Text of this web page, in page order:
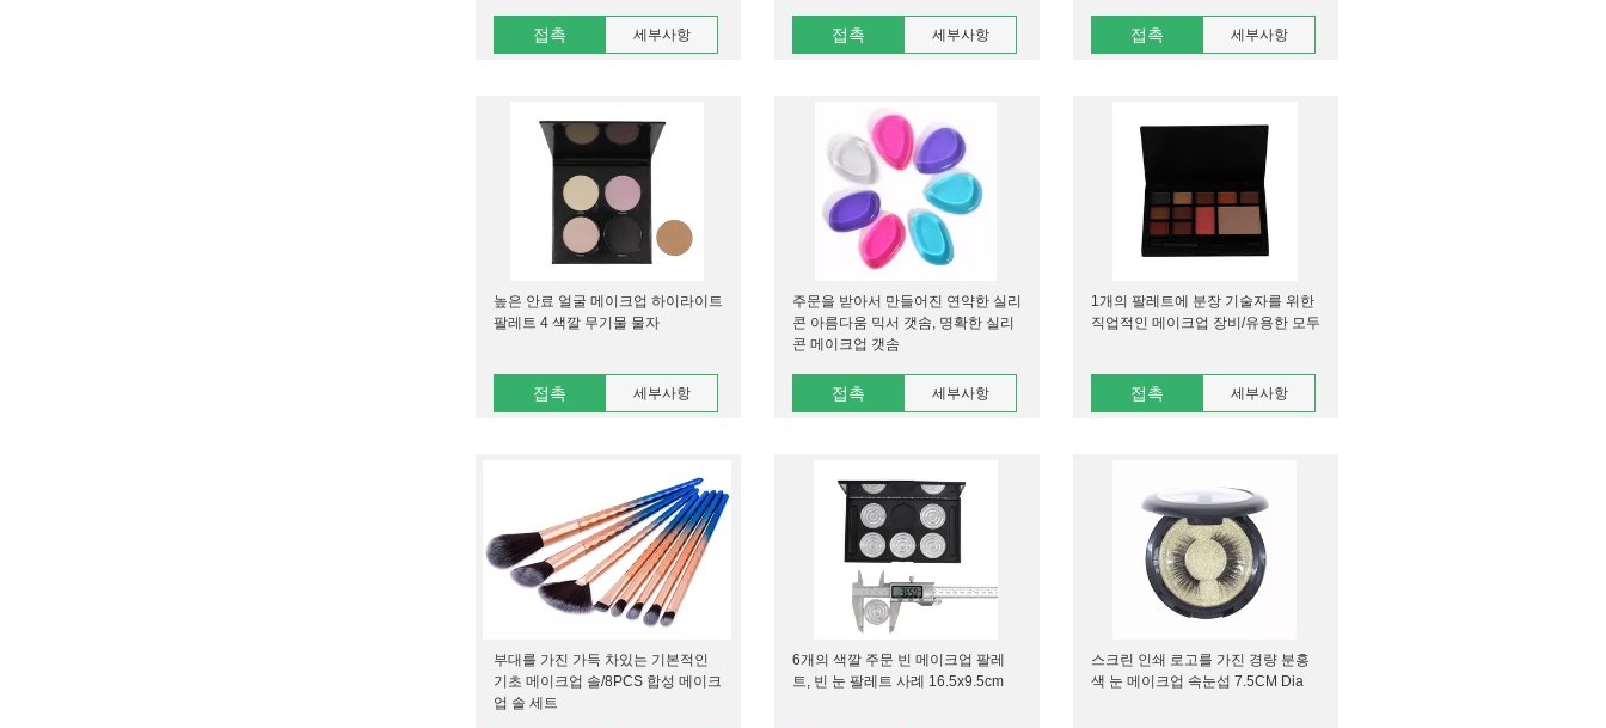
접촉 세부사항 접촉 세부사항 접촉 세부사항
높은 안료 얼굴 메이크업 하이라이트
팔레트 4 색깔 무기물 물자
접촉 세부사항
주문을 받아서 만들어진 연약한 실리
콘 아름다움 믹서 갯솜, 명확한 실리
콘 메이크업 갯솜
접촉 세부사항
1개의 팔레트에 분장 기술자를 위한
직업적인 메이크업 장비/유용한 모두
접촉 세부사항
부대를 가진 가득 차있는 기본적인
기초 메이크업 솔/8PCS 합성 메이크
업 솔 세트
6개의 색깔 주문 빈 메이크업 팔레
트, 빈 눈 팔레트 사례 16.5x9.5cm
스크린 인쇄 로고를 가진 경량 분홍
색 눈 메이크업 속눈섭 7.5CM Dia